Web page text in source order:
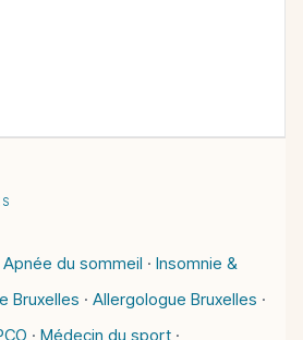
Apnée du sommeil · Insomnie &
Bruxelles · Allergologue Bruxelles ·
· Médecin du sport ·